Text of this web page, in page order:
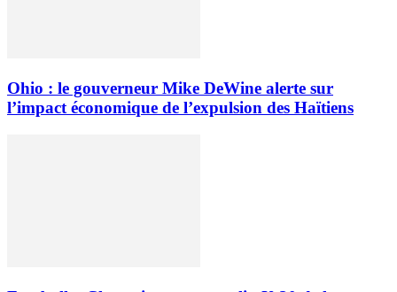
Ohio : le gouverneur Mike DeWine alerte sur
l’impact économique de l’expulsion des Haïtiens